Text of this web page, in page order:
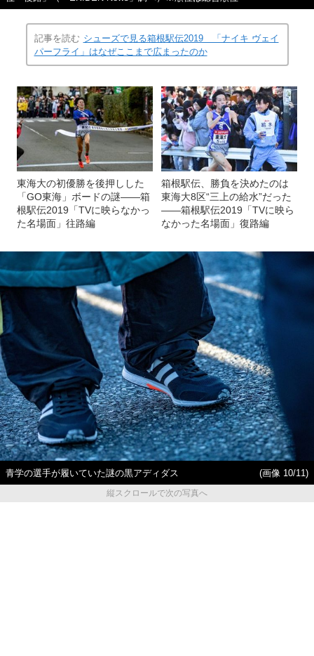
記事を読む シューズで見る箱根駅伝2019 「ナイキ ヴェイ
パーフライ」はなぜここまで広まったのか
東海大の初優勝を後押しした
「GO東海」ボードの謎――箱
根駅伝2019「TVに映らなかっ
た名場面」往路編
箱根駅伝、勝負を決めたのは
東海大8区“三上の給水”だった
――箱根駅伝2019「TVに映ら
なかった名場面」復路編
青学の選手が履いていた謎の黒アディダス
(画像 10/11)
縦スクロールで次の写真へ